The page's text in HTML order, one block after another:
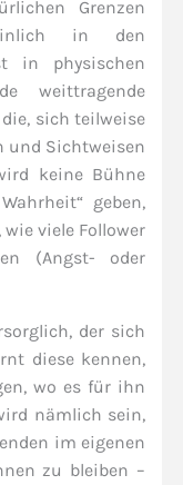
Grenzen
in den
in physischen
weittragende
sich teilweise
und Sichtweisen
keine Bühne
geben,
viele Follower
(Angst- oder
der sich
diese kennen,
wo es für ihn
nämlich sein,
im eigenen
zu bleiben –